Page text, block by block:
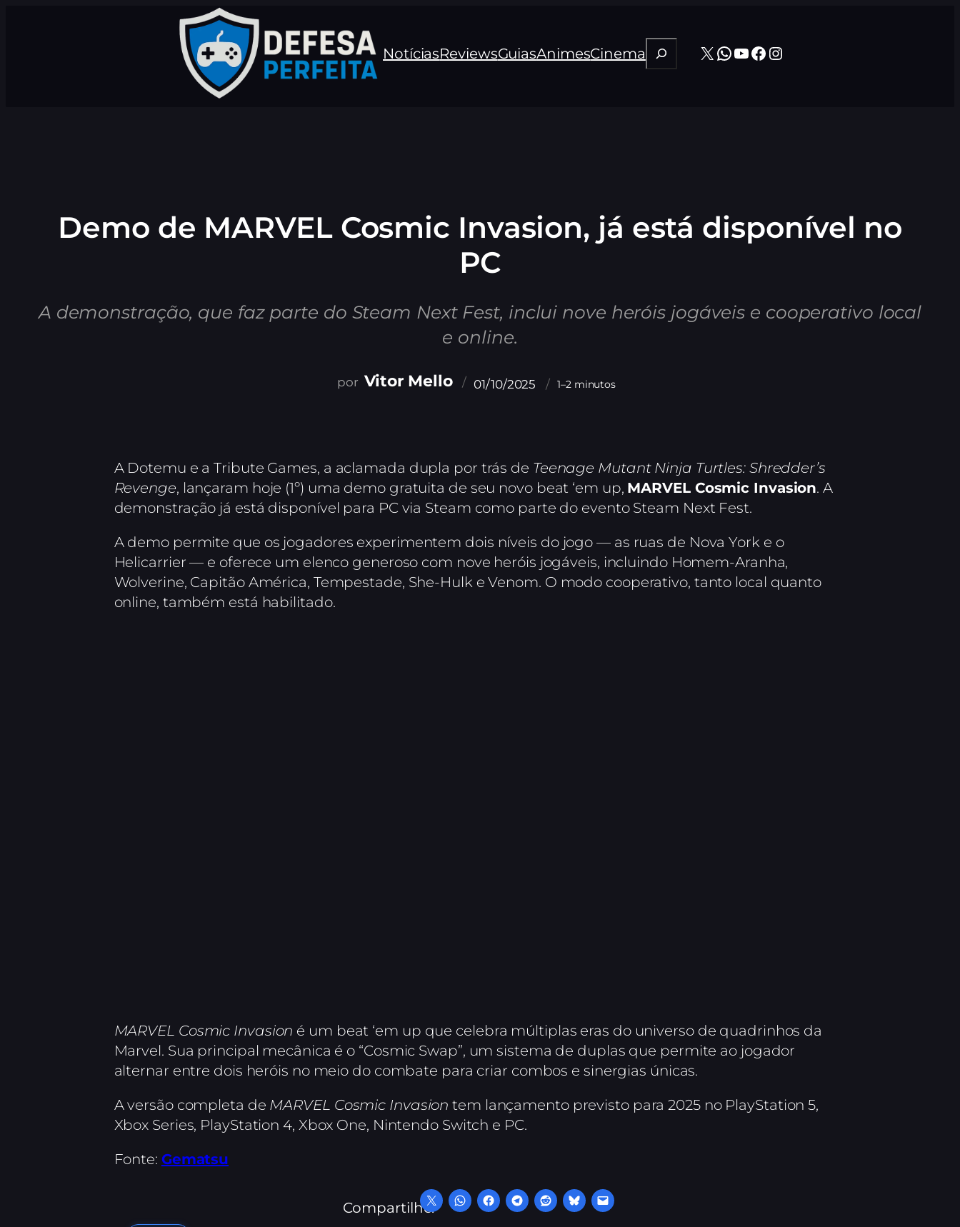
NotíciasReviewsGuiasAnimesCinema Pesquisar
X WhatsApp
Youtube
Facebook
Instagram
Demo de MARVEL Cosmic Invasion, já está disponível no
PC
A demonstração, que faz parte do Steam Next Fest, inclui nove heróis jogáveis e cooperativo local
e online.
Vitor Mello 01/10/2025 1–2 minutos
A Dotemu e a Tribute Games, a aclamada dupla por trás de Teenage Mutant Ninja Turtles: Shredder’s
Revenge, lançaram hoje (1º) uma demo gratuita de seu novo beat ‘em up, MARVEL Cosmic Invasion. A
demonstração já está disponível para PC via Steam como parte do evento Steam Next Fest.
A demo permite que os jogadores experimentem dois níveis do jogo — as ruas de Nova York e o
Helicarrier — e oferece um elenco generoso com nove heróis jogáveis, incluindo Homem-Aranha,
Wolverine, Capitão América, Tempestade, She-Hulk e Venom. O modo cooperativo, tanto local quanto
online, também está habilitado.
MARVEL Cosmic Invasion é um beat ‘em up que celebra múltiplas eras do universo de quadrinhos da
Marvel. Sua principal mecânica é o “Cosmic Swap”, um sistema de duplas que permite ao jogador
alternar entre dois heróis no meio do combate para criar combos e sinergias únicas.
A versão completa de MARVEL Cosmic Invasion tem lançamento previsto para 2025 no PlayStation 5,
Xbox Series, PlayStation 4, Xbox One, Nintendo Switch e PC.
Fonte: Gematsu
Compartilhe: